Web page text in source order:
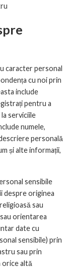
caracter personal
cu noi prin
include
pentru a
serviciile
numele,
personală
și alte informații,
sensibile
despre originea
sau
orientarea
date cu
sensibile) prin
sau prin
orice altă